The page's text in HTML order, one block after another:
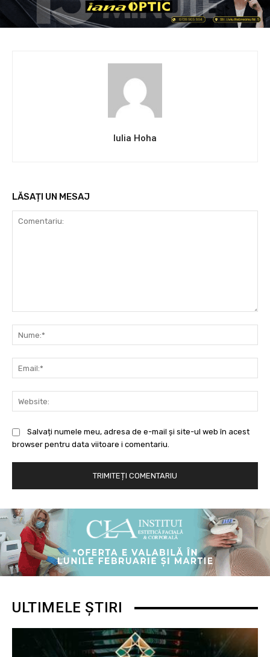
Iulia Hoha
LĂSAȚI UN MESAJ
Salvați numele meu, adresa de e-mail și site-ul web în acest
browser pentru data viitoare i comentariu.
ULTIMELE ȘTIRI